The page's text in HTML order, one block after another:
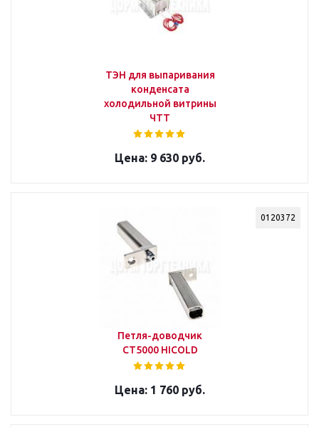
ТЭН для выпаривания
конденсата
холодильной витрины
ЧТТ
9 630 руб.
0120372
Петля-доводчик
СТ5000 HICOLD
1 760 руб.